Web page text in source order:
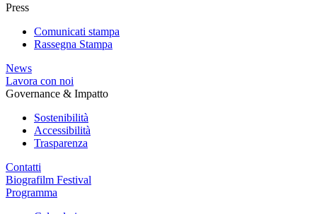
Press
Comunicati stampa
Rassegna Stampa
News
Lavora con noi
Governance & Impatto
Sostenibilità
Accessibilità
Trasparenza
Contatti
Biografilm Festival
Programma